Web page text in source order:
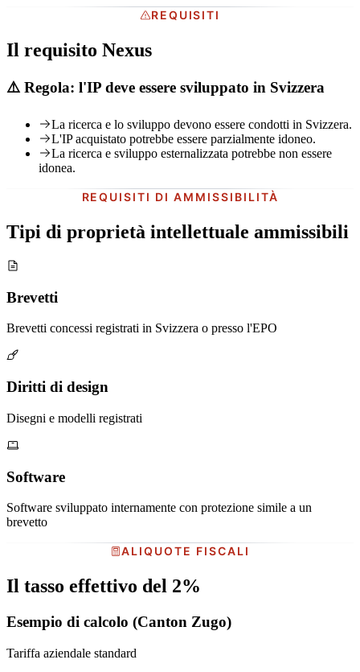
REQUISITI
Il requisito Nexus
⚠️ Regola: l'IP deve essere sviluppato in Svizzera
La ricerca e lo sviluppo devono essere condotti in Svizzera.
L'IP acquistato potrebbe essere parzialmente idoneo.
La ricerca e sviluppo esternalizzata potrebbe non essere
idonea.
REQUISITI DI AMMISSIBILITÀ
Tipi di proprietà intellettuale ammissibili
Brevetti
Brevetti concessi registrati in Svizzera o presso l'EPO
Diritti di design
Disegni e modelli registrati
Software
Software sviluppato internamente con protezione simile a un
brevetto
ALIQUOTE FISCALI
Il tasso effettivo del 2%
Esempio di calcolo (Canton Zugo)
Tariffa aziendale standard